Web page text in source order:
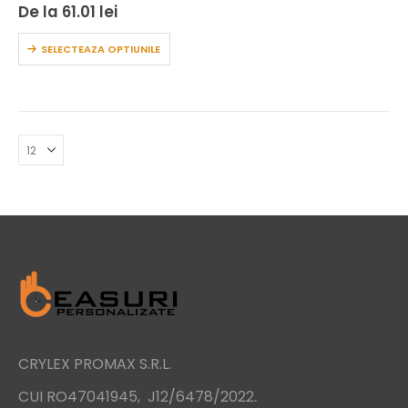
De la 61.01 lei
SELECTEAZA OPTIUNILE
CRYLEX PROMAX S.R.L.
CUI RO47041945, J12/6478/2022.